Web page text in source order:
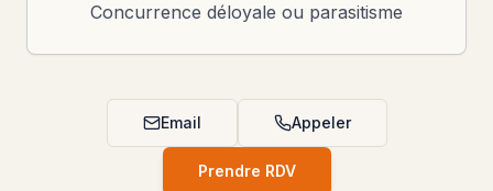
Concurrence déloyale ou parasitisme
Email Appeler
Prendre RDV